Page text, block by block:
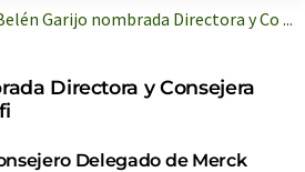
Garijo nombrada Directora y Co ...
Directora y Consejera
Delegado de Merck